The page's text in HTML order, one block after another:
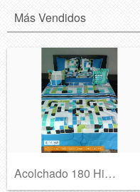
Acolchado 180 Hilos Ref A-368